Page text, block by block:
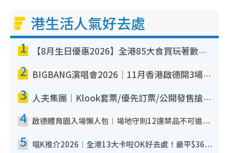
港生活人氣好去處
1 【8月生日優惠2026】全港85大食買玩著數攻略 自助餐/火鍋放題同行免費＋誠品/DONKI送現金券
2 BIGBANG演唱會2026｜11月香港啟德開3場！實名制VIP申請、優先購票攻略
3 人夫集團｜Klook套票/優先訂票/公開發售搶飛攻略！附票價.購票連結.場地座位表
4 啟德體育園入場懶人包︱場地守則12違禁品不可進場准帶細水樽但全場禁樽蓋！應援牌有限制！
5 唱K推介2026︱全港13大卡啦OK好去處！最平$36起 日文K都有！(附地址+收費詳情)